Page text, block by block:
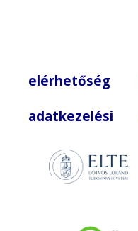
elérhetőség
adatkezelési